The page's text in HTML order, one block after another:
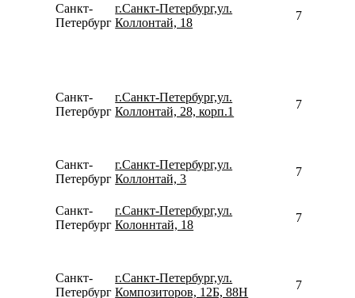
Санкт-
Петербург
г.Санкт-Петербург,ул.
Коллонтай, 18
Санкт-
Петербург
г.Санкт-Петербург,ул.
Коллонтай, 28, корп.1
Санкт-
Петербург
г.Санкт-Петербург,ул.
Коллонтай, 3
Санкт-
Петербург
г.Санкт-Петербург,ул.
Колоннтай, 18
Санкт-
Петербург
г.Санкт-Петербург,ул.
Композиторов, 12Б, 88Н